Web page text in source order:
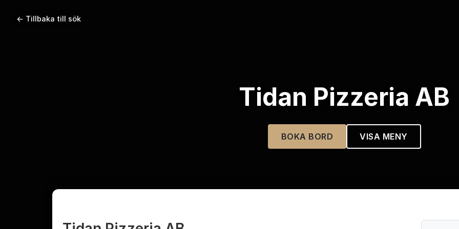
← Tillbaka till sök
Tidan Pizzeria AB
BOKA BORD VISA MENY